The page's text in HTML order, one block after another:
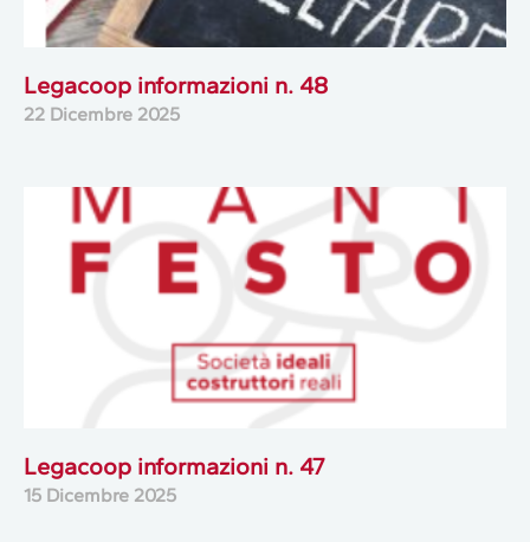
Legacoop informazioni n. 48
22 Dicembre 2025
Legacoop informazioni n. 47
15 Dicembre 2025